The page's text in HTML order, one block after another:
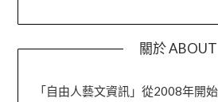
關於 ABOUT
「自由人藝文資訊」從2008年開